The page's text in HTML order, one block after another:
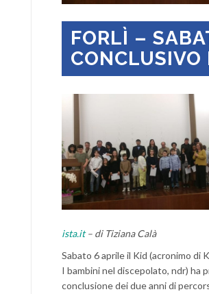
FORLÌ –
CONCLUSIVO
ista.it– di Tiziana Calà
Sabato 6 aprile il Kid (acronimo di
I bambini nel discepolato, ndr) ha
conclusione dei due anni di